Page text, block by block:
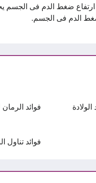
ضغط الدم فى الجسم
الدم فى الجسم.
فوائد
فوائد تناول